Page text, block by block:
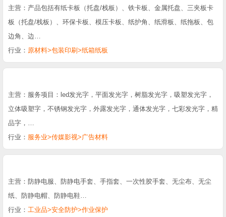
主营：产品包括有纸卡板（托盘/栈板）、铁卡板、金属托盘、三夹板卡
板（托盘/栈板）、环保卡板、模压卡板、纸护角、纸滑板、纸拖板、包
边角、边…
行业： 原材料>包装印刷>纸箱纸板
主营：服务项目：led发光字，平面发光字，树脂发光字，吸塑发光字，
立体吸塑字，不锈钢发光字，外露发光字，通体发光字，七彩发光字，精
品字，…
行业： 服务业>传媒影视>广告材料
主营：防静电服、防静电手套、手指套、一次性胶手套、无尘布、无尘
纸、防静电帽、防静电鞋…
行业： 工业品>安全防护>作业保护